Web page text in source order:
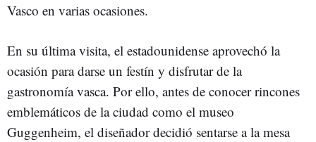
Vasco en varias ocasiones.
En su última visita, el estadounidense aprovechó la
ocasión para darse un festín y disfrutar de la
gastronomía vasca. Por ello, antes de conocer rincones
emblemáticos de la ciudad como el museo
Guggenheim, el diseñador decidió sentarse a la mesa